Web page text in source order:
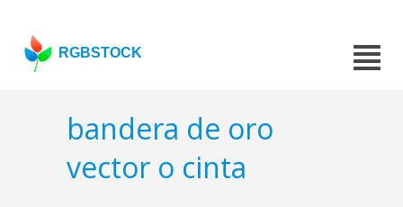
RGBSTOCK
bandera de oro
vector o cinta